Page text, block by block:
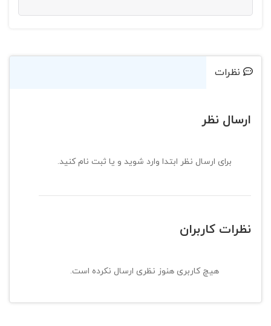
نظرات
ارسال نظر
برای ارسال نظر ابتدا وارد شوید و یا ثبت نام کنید.
نظرات کاربران
هیچ کاربری هنوز نظری ارسال نکرده است.